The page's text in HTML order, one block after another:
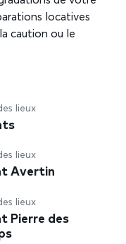
locatives
caution ou le
lieux
lieux
Avertin
lieux
Pierre des